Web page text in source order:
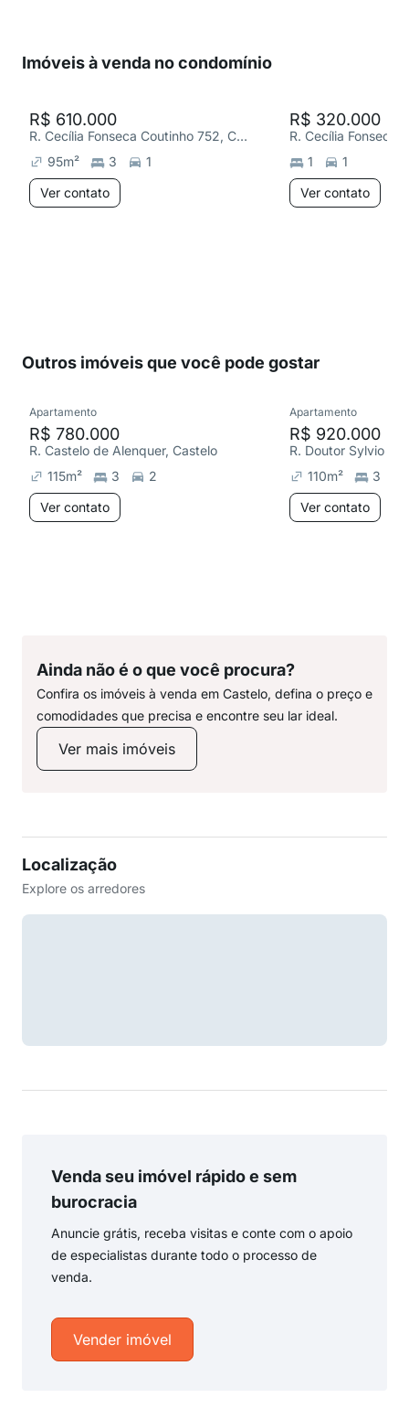
Imóveis à venda no condomínio
R$ 610.000
R. Cecília Fonseca Coutinho 752, Castelo
95m² 3
1
Ver contato
R$ 320.000
1
1
Ver contato
Outros imóveis que você pode gostar
Apartamento
R$ 780.000
R. Castelo de Alenquer, Castelo
115m² 3
2
Ver contato
Apartamento
R$ 920.000
R. Doutor Sylvio
110m²
3
Ver contato
Ainda não é o que você procura?
Confira os imóveis à venda em Castelo, defina o preço e
comodidades que precisa e encontre seu lar ideal.
Ver mais imóveis
Localização
Explore os arredores
Venda seu imóvel rápido e sem
burocracia
Anuncie grátis, receba visitas e conte com o apoio
de especialistas durante todo o processo de
venda.
Vender imóvel